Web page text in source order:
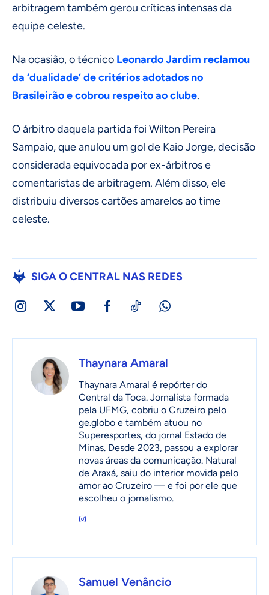
arbitragem também gerou críticas intensas da
equipe celeste.
Na ocasião, o técnico Leonardo Jardim reclamou
da ‘dualidade’ de critérios adotados no
Brasileirão e cobrou respeito ao clube.
O árbitro daquela partida foi Wilton Pereira
Sampaio, que anulou um gol de Kaio Jorge, decisão
considerada equivocada por ex-árbitros e
comentaristas de arbitragem. Além disso, ele
distribuiu diversos cartões amarelos ao time
celeste.
SIGA O CENTRAL NAS REDES
Thaynara Amaral
Thaynara Amaral é repórter do
Central da Toca. Jornalista formada
pela UFMG, cobriu o Cruzeiro pelo
ge.globo e também atuou no
Superesportes, do jornal Estado de
Minas. Desde 2023, passou a explorar
novas áreas da comunicação. Natural
de Araxá, saiu do interior movida pelo
amor ao Cruzeiro — e foi por ele que
escolheu o jornalismo.
Samuel Venâncio